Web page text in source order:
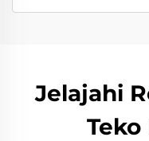
Jelajahi